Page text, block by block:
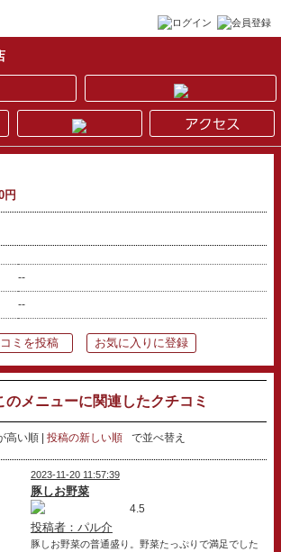
円
--
--
ミを投稿 お気に入りに登録
のメニューに関連したクチコミ
高い順 投稿の新しい順 で並べ替え
2023-11-20 11:57:39
豚しお野菜
4.5
投稿者：パル介
豚しお野菜の普通盛り。野菜たっぷりで満足でした